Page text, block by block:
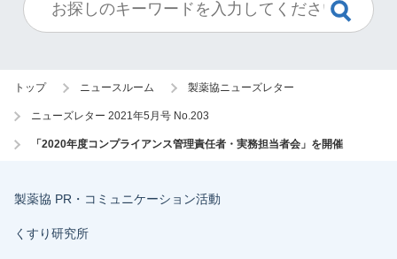
トップ ニュースルーム 製薬協ニューズレター
ニューズレター 2021年5月号 No.203
「2020年度コンプライアンス管理責任者・実務担当者会」を開催
製薬協 PR・コミュニケーション活動
くすり研究所